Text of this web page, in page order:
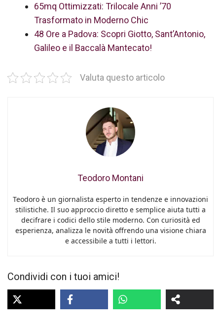
65mq Ottimizzati: Trilocale Anni ’70
Trasformato in Moderno Chic
48 Ore a Padova: Scopri Giotto, Sant’Antonio,
Galileo e il Baccalà Mantecato!
Valuta questo articolo
Teodoro Montani
Teodoro è un giornalista esperto in tendenze e innovazioni
stilistiche. Il suo approccio diretto e semplice aiuta tutti a
decifrare i codici dello stile moderno. Con curiosità ed
esperienza, analizza le novità offrendo una visione chiara
e accessibile a tutti i lettori.
Condividi con i tuoi amici!